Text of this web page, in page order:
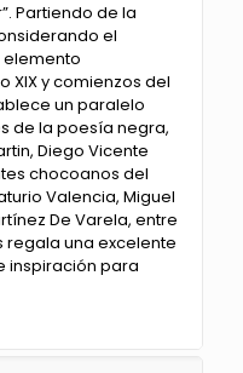
Partiendo de la
el
XIX y comienzos del
un paralelo
de la poesía negra,
Diego Vicente
chocoanos del
Valencia, Miguel
De Varela, entre
regala una excelente
inspiración para